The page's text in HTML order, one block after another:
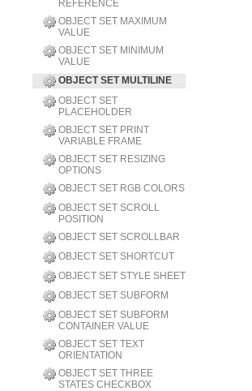
REFERENCE
OBJECT SET MAXIMUM
VALUE
OBJECT SET MINIMUM
VALUE
OBJECT SET MULTILINE
OBJECT SET
PLACEHOLDER
OBJECT SET PRINT
VARIABLE FRAME
OBJECT SET RESIZING
OPTIONS
OBJECT SET RGB COLORS
OBJECT SET SCROLL
POSITION
OBJECT SET SCROLLBAR
OBJECT SET SHORTCUT
OBJECT SET STYLE SHEET
OBJECT SET SUBFORM
OBJECT SET SUBFORM
CONTAINER VALUE
OBJECT SET TEXT
ORIENTATION
OBJECT SET THREE
STATES CHECKBOX